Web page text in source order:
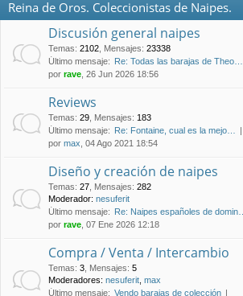
Reina de Oros. Coleccionistas de Naipes.
Discusión general naipes
Temas: 2102 Mensajes: 23338
Último mensaje: Re: Todas las barajas de Theo…
por rave , 26 Jun 2026 18:56
Reviews
Temas: 29 Mensajes: 183
Último mensaje: Re: Fontaine, cual es la mejo…
por max , 04 Ago 2021 18:54
Diseño y creación de naipes
Temas: 27 Mensajes: 282
Moderador: nesuferit
Último mensaje: Re: Naipes españoles de domin…
por rave , 07 Ene 2026 12:18
Compra / Venta / Intercambio
Temas: 3 Mensajes: 5
Moderadores: nesuferit max
Último mensaje: Vendo barajas de colección